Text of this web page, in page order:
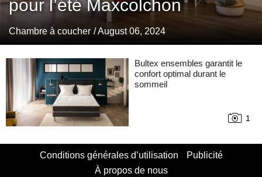
pour l’été Maxcolchon
Chambre à coucher / August 06, 2024
Bultex ensembles garantit le
confort optimal durant le
sommeil
1
Conditions générales d’utilisation
Publicité
À propos de nous